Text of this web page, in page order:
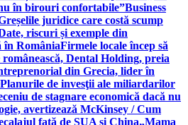
în birouri confortabile”Business
juridice care costă scump
riscuri și exemple din
în RomâniaFirmele locale încep să
Dental Holding, preia
din Grecia, lider în
Planurile de invesţii ale miliardarilor
de stagnare economică dacă nu
avertizează McKinsey / Cum
față de SUA și China„Mama